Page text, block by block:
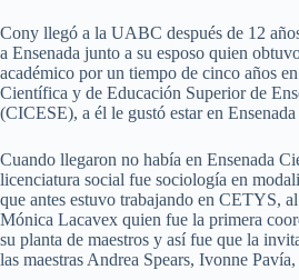
Cony llegó a la UABC después de 12
a Ensenada junto a su esposo quien
académico por un tiempo de cinco años
Científica y de Educación Superior de
(CICESE), a él le gustó estar en
Cuando llegaron no había en Ensenada
licenciatura social fue sociología en
que antes estuvo trabajando en CETYS,
Mónica Lacavex quien fue la primera
su planta de maestros y así fue que la
las maestras Andrea Spears, Ivonne